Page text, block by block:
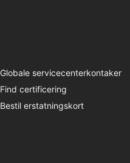
Globale servicecenterkontaker
Find certificering
Bestil erstatningskort